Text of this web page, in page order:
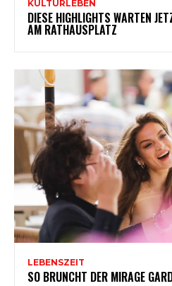
KULTURLEBEN
DIESE HIGHLIGHTS WARTEN
AM RATHAUSPLATZ
LEBENSZEIT
SO BRUNCHT DER MIRAGE